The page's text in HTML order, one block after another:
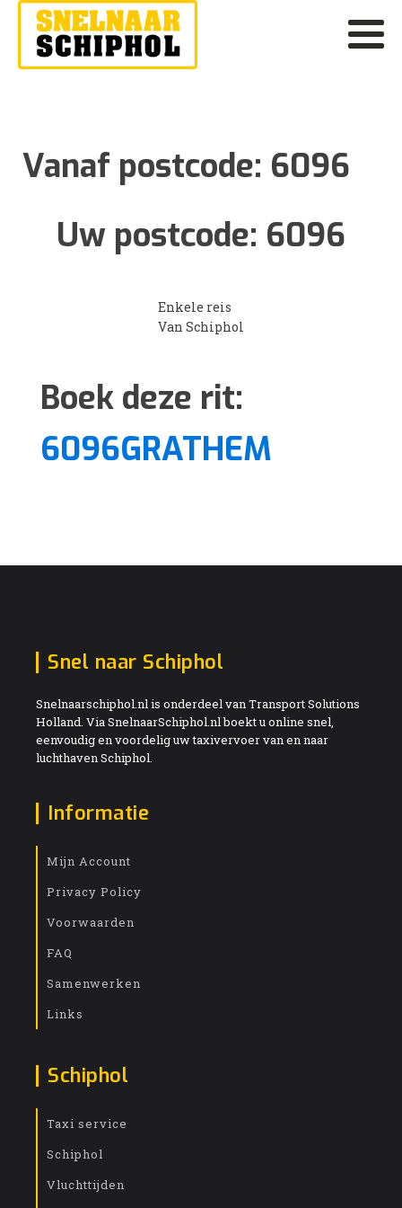
Vanaf postcode: 6096
Uw postcode: 6096
Enkele reis
Van Schiphol
Boek deze rit:
6096GRATHEM
Snel naar Schiphol
Snelnaarschiphol.nl is onderdeel van Transport Solutions
Holland. Via SnelnaarSchiphol.nl boekt u online snel,
eenvoudig en voordelig uw taxivervoer van en naar
luchthaven Schiphol.
Informatie
Mijn Account
Privacy Policy
Voorwaarden
FAQ
Samenwerken
Links
Schiphol
Taxi service
Schiphol
Vluchttijden